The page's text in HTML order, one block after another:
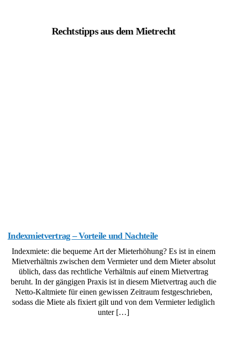
Rechtstipps aus dem Mietrecht
Indexmietvertrag – Vorteile und Nachteile
Indexmiete: die bequeme Art der Mieterhöhung? Es ist in einem
Mietverhältnis zwischen dem Vermieter und dem Mieter absolut
üblich, dass das rechtliche Verhältnis auf einem Mietvertrag
beruht. In der gängigen Praxis ist in diesem Mietvertrag auch die
Netto-Kaltmiete für einen gewissen Zeitraum festgeschrieben,
sodass die Miete als fixiert gilt und von dem Vermieter lediglich
unter […]